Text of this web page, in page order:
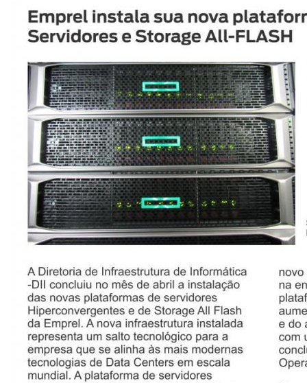
GESTÃO DE PESSOAS
COLABORADORES
PARTICIPAÇÃO NOS LUCROS E RESULTADOS
CONSULTA MEUS RECURSOS PLR
CONSULTA TODOS RECURSOS PLR
CONSULTA QUESTIONAMENTO / ESCLARECIMENTO
PLR
SERVIÇOS
PGDE - PROGRAMA DE GERENCIAMENTO DO
DESEMPENHO DOS EMPREGADOS DA EMPREL
AFASTAMENTOS DOS FUNCIONÁRIOS
CAPACITAÇÃO
EVENTOS DA EMPREL
PPP - PERFIL PROFISSIOGRÁFICO
PREVIDENCIÁRIO
PROGRAMA QUALIDADE DE VIDA
SAÚDE DO TRABALHADOR
PGDE 2022
PGDE 2023
PGDE 2024
GESTÃO DA INFORMAÇÃO
BOLETIM INFORMATIVO
BPM-DAF